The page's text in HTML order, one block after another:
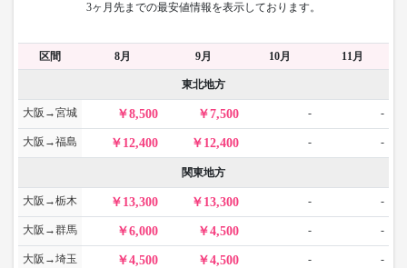
3ヶ月先までの最安値情報を表示しております。
区間 8月 9月 10月 11月
東北地方
大阪→宮城 8,500 7,500 - -
大阪→福島 12,400 12,400 - -
関東地方
大阪→栃木 13,300 13,300 - -
大阪→群馬 6,000 4,500 - -
大阪→埼玉 4,500 4,500 - -